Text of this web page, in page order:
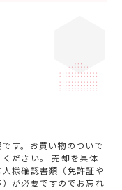
す。お買い物のついで
ださい。 売却を具体
様確認書類（免許証や
が必要ですのでお忘れ